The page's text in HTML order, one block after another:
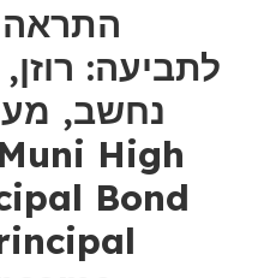
התראה
לתביעה:
נחשב,
High
Bond